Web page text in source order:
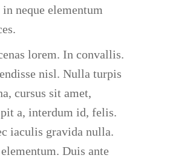
neque elementum
lorem. In convallis.
nisl. Nulla turpis
cursus sit amet,
a, interdum id, felis.
iaculis gravida nulla.
Duis ante